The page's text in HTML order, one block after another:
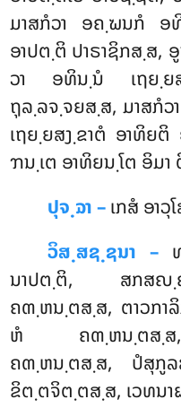
ມາສກໍວາ ອຄ຺ຆນກໍ ອ
ອາປຕ຺ຕິ ປາຣາຊິກສ຺ສ,
ວາ ອທິນ຺ນໍ ເຖຍ຺ຍ
ຖຸລ຺ລຈ຺ຈຍສ຺ສ, ມາສກໍວ
ເຖຍ຺ຍສງ຺ຂາຕໍ ອາທິ
ຠນ຺ເຕ ອາທິຍນ຺ໂຕ ອິມາ
ປຸຈ຺ຉາ –ເກສໍ ອາວຸ
ວິສ຺ສຊ຺ຊນາ –ທ
ນາປຕ຺ຕິ, ສກສຎ຺
ຄຓ຺ຫນ຺ຕສ຺ສ, ຕາວກ
ຫໍ ຄຓ຺ຫນ຺ຕສ຺ສ,
ຄຓ຺ຫນ຺ຕສ຺ສ, ປໍສຸກູ
ຂິຕ຺ຕຈິຕ຺ຕສ຺ສ, ເວທນ